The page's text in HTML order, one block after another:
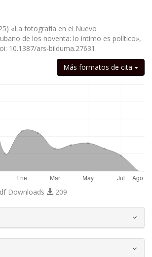
«La fotografía en el Nuevo
de los noventa: lo íntimo es político»,
10.1387/ars-bilduma.27631.
Más formatos de cita
Downloads 209